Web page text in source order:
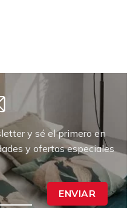
y sé el primero en
y ofertas especiales
ENVIAR